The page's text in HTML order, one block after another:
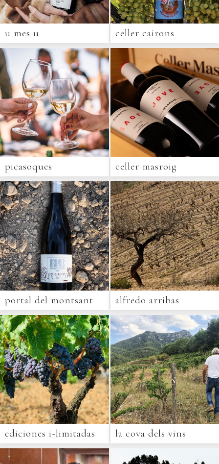
u mes u celler cairons
picasoques celler masroig
portal del montsant alfredo arribas
ediciones i-limitadas la cova dels vins